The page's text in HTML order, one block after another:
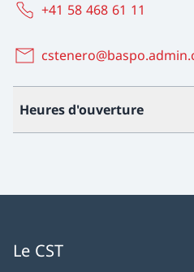
+41 58 468 61 11
Heures d'ouverture
Le CST